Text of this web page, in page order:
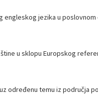
engleskog jezika u poslovnom
u sklopu Europskog
određenu temu iz područja